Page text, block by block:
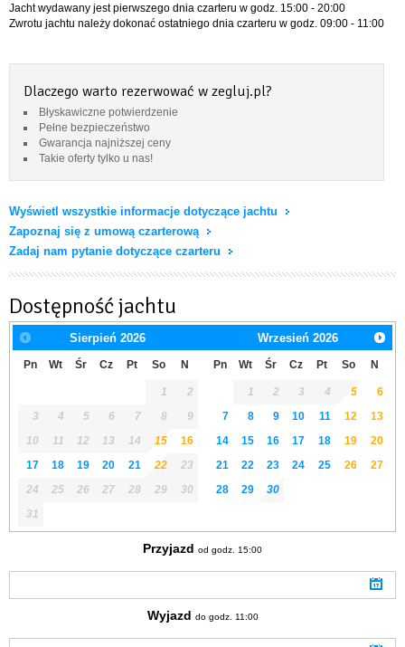
Jacht wydawany jest pierwszego dnia czarteru w godz. 15:00 - 20:00
Zwrotu jachtu należy dokonać ostatniego dnia czarteru w godz. 09:00 - 11:00
Dlaczego warto rezerwować w zegluj.pl?
Błyskawiczne potwierdzenie
Pełne bezpieczeństwo
Gwarancja najniższej ceny
Takie oferty tylko u nas!
Wyświetl wszystkie informacje dotyczące jachtu
Zapoznaj się z umową czarterową
Zadaj nam pytanie dotyczące czarteru
Dostępność jachtu
Sierpień 2026
Pn Wt Śr Cz Pt So N
1
2
3
4 5 6 7 8
9
10
11 12 13 14 15
16
17
18 19 20 21 22
23
24
25 26 27 28 29
30
31
Wrzesień 2026
Pn Wt Śr Cz Pt So N
1 2 3 4 5
6
7
8 9 10 11 12
13
14
15 16 17 18 19
20
21
22 23 24 25 26
27
28
29 30
Przyjazd od godz. 15:00
Wyjazd do godz. 11:00